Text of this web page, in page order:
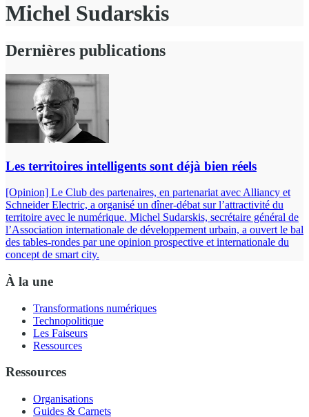
Michel Sudarskis
Dernières publications
Les territoires intelligents sont déjà bien réels
[Opinion] Le Club des partenaires, en partenariat avec Alliancy et
Schneider Electric, a organisé un dîner-débat sur l’attractivité du
territoire avec le numérique. Michel Sudarskis, secrétaire général de
l’Association internationale de développement urbain, a ouvert le bal
des tables-rondes par une opinion prospective et internationale du
concept de smart city.
À la une
Transformations numériques
Technopolitique
Les Faiseurs
Ressources
Ressources
Organisations
Guides & Carnets